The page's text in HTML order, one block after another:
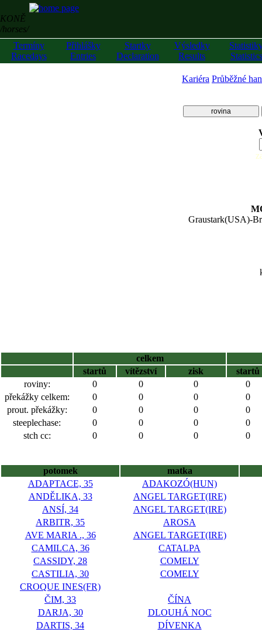
KONĚ
/horses/
Termíny
Racedays
Přihlášky
Entries
Startky
Declaration
Výsledky
Results
Statistics
Kariéra Průběžné
rovina
Graustark(USA)-
celkem
startů
vítězství zisk
startů
roviny:
0 0 0
0
překážky celkem:
0 0 0
0
prout. překážky:
0 0 0
0
steeplechase:
0 0 0
0
stch cc:
0 0 0 0
potomek
matka
ADAPTACE, 35
ADAKOZÓ(HUN)
ANDĚLIKA, 33
ANGEL TARGET(IRE)
ANSÍ, 34
ANGEL TARGET(IRE)
ARBITR, 35
AROSA
AVE MARIA ., 36
ANGEL TARGET(IRE)
CAMILCA, 36
CATALPA
CASSIDY, 28
COMELY
CASTILIA, 30
COMELY
CROQUE INES(FR)
ČIM, 33
ČÍNA
DARJA, 30
DLOUHÁ NOC
DARTIS, 34
DÍVENKA